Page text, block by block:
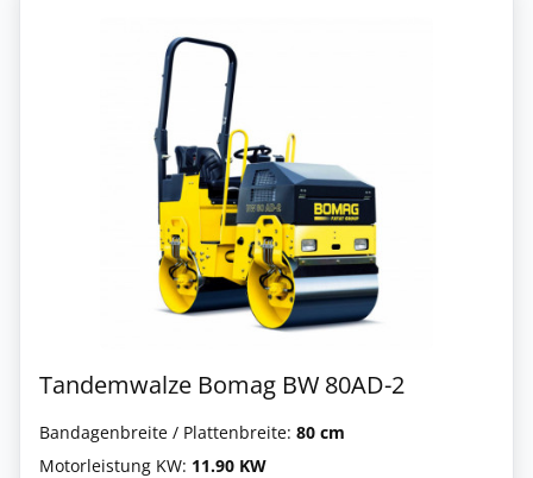
Tandemwalze Bomag BW 80AD-2
Bandagenbreite / Plattenbreite: 80 cm
Motorleistung KW: 11.90 KW